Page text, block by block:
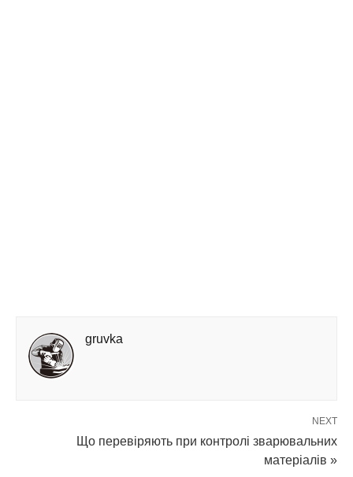
gruvka
NEXT
Що перевіряють при контролі зварювальних
матеріалів »